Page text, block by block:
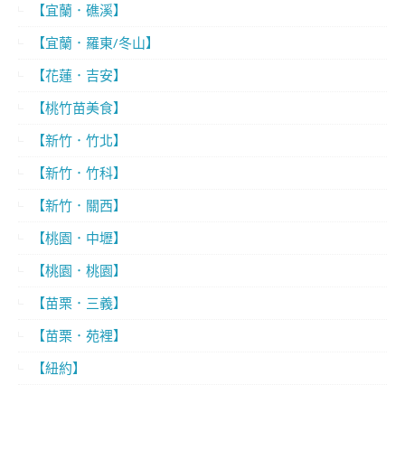
【宜蘭．礁溪】
【宜蘭．羅東/冬山】
【花蓮．吉安】
【桃竹苗美食】
【新竹．竹北】
【新竹．竹科】
【新竹．關西】
【桃園．中壢】
【桃園．桃園】
【苗栗．三義】
【苗栗．苑裡】
【紐約】